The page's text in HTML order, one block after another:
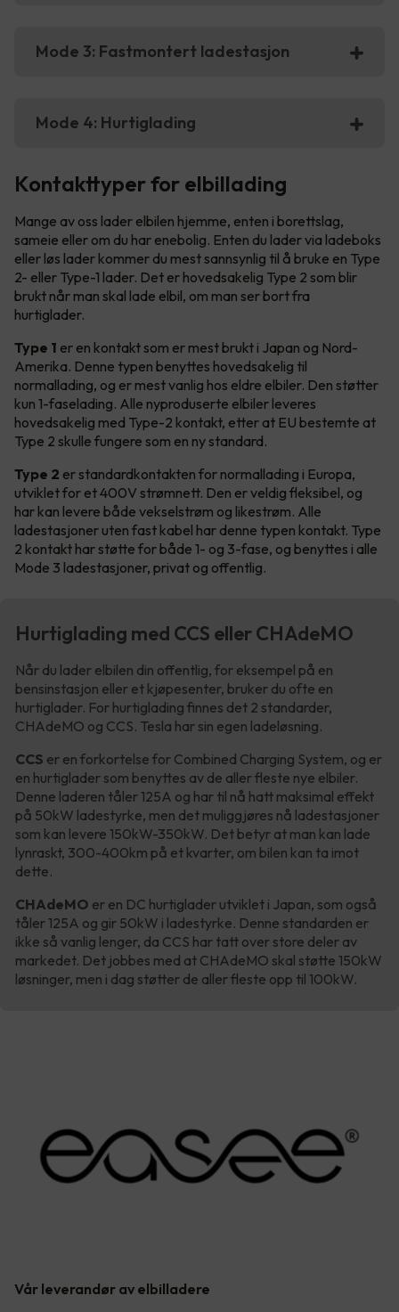
Mode 3: Fastmontert ladestasjon
Mode 4: Hurtiglading
Kontakttyper for elbillading
Mange av oss lader elbilen hjemme, enten i borettslag,
sameie eller om du har enebolig. Enten du lader via ladeboks
eller løs lader kommer du mest sannsynlig til å bruke en Type
2- eller Type-1 lader. Det er hovedsakelig Type 2 som blir
brukt når man skal lade elbil, om man ser bort fra
hurtiglader.
Type 1 er en kontakt som er mest brukt i Japan og Nord-
Amerika. Denne typen benyttes hovedsakelig til
normallading, og er mest vanlig hos eldre elbiler. Den støtter
kun 1-faselading. Alle nyproduserte elbiler leveres
hovedsakelig med Type-2 kontakt, etter at EU bestemte at
Type 2 skulle fungere som en ny standard.
Type 2 er standardkontakten for normallading i Europa,
utviklet for et 400V strømnett. Den er veldig fleksibel, og
har kan levere både vekselstrøm og likestrøm. Alle
ladestasjoner uten fast kabel har denne typen kontakt. Type
2 kontakt har støtte for både 1- og 3-fase, og benyttes i alle
Mode 3 ladestasjoner, privat og offentlig.
Hurtiglading med CCS eller CHAdeMO
Når du lader elbilen din offentlig, for eksempel på en
bensinstasjon eller et kjøpesenter, bruker du ofte en
hurtiglader. For hurtiglading finnes det 2 standarder,
CHAdeMO og CCS. Tesla har sin egen ladeløsning.
CCS er en forkortelse for Combined Charging System, og er
en hurtiglader som benyttes av de aller fleste nye elbiler.
Denne laderen tåler 125A og har til nå hatt maksimal effekt
på 50kW ladestyrke, men det muliggjøres nå ladestasjoner
som kan levere 150kW-350kW. Det betyr at man kan lade
lynraskt, 300-400km på et kvarter, om bilen kan ta imot
dette.
CHAdeMO er en DC hurtiglader utviklet i Japan, som også
tåler 125A og gir 50kW i ladestyrke. Denne standarden er
ikke så vanlig lenger, da CCS har tatt over store deler av
markedet. Det jobbes med at CHAdeMO skal støtte 150kW
løsninger, men i dag støtter de aller fleste opp til 100kW.
Vår leverandør av elbilladere